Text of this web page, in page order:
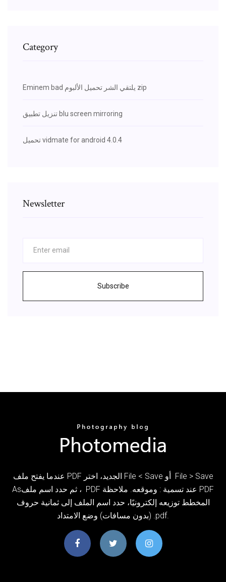
Category
Eminem bad يلتقي الشر تحميل الألبوم zip
تنزيل تطبيق blu screen mirroring
تحميل vidmate for android 4.0.4
Newsletter
Subscribe
عندما يفتح ملف PDF الجديد، اختر File‏ > ‏Save ‏ أو File‏ > Save
As‏ ، ثم حدد اسم ملف PDF وموقعه. ملاحظة ‎: عند تسمية PDF
المخطط توزيعه إلكترونيًا، حدد اسم الملف إلى ثمانية حروف
(بدون مسافات) وضع الامتداد .pdf.